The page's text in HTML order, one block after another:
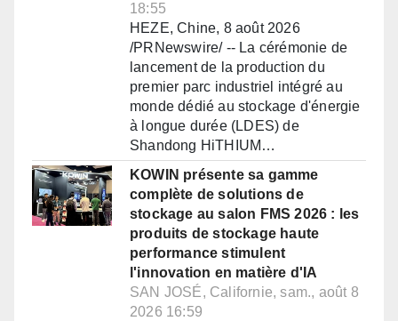
18:55
HEZE, Chine, 8 août 2026
/PRNewswire/ -- La cérémonie de
lancement de la production du
premier parc industriel intégré au
monde dédié au stockage d'énergie
à longue durée (LDES) de
Shandong HiTHIUM…
KOWIN présente sa gamme
complète de solutions de
stockage au salon FMS 2026 : les
produits de stockage haute
performance stimulent
l'innovation en matière d'IA
SAN JOSÉ, Californie, sam., août 8
2026 16:59